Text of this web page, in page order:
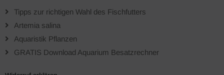
Tipps zur richtigen Wahl des Fischfutters
Artemia salina
Aquaristik Pflanzen
GRATIS Download Aquarium Besatzrechner